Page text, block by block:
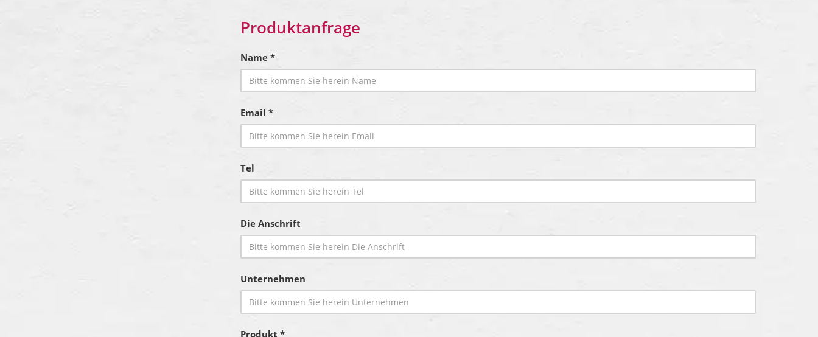
Produktanfrage
Name *
Email *
Tel
Die Anschrift
Unternehmen
Produkt *